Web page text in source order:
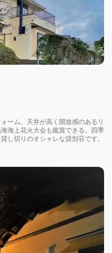
ーム。天井が高く開放感のあるリ
海上花火大会も鑑賞できる。四季
し切りのオシャレな貸別荘です。